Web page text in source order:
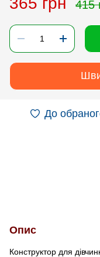
415
До
Опис
Конструктор для